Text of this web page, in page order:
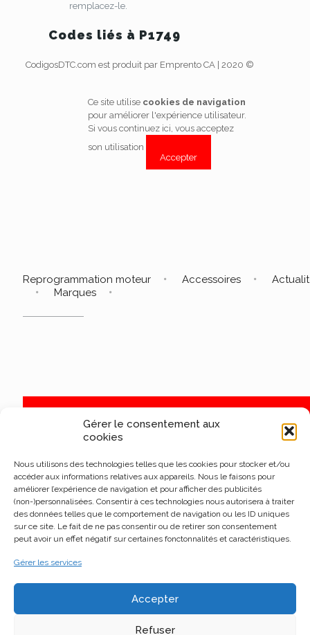
Gérer le consentement aux
cookies
Nous utilisons des technologies telles que les cookies pour stocker et/ou
accéder aux informations relatives aux appareils. Nous le faisons pour
améliorer l’expérience de navigation et pour afficher des publicités
(non-)personnalisées. Consentir à ces technologies nous autorisera à traiter
des données telles que le comportement de navigation ou les ID uniques
sur ce site. Le fait de ne pas consentir ou de retirer son consentement
peut avoir un effet négatif sur certaines fonctonnalités et caractéristiques.
Gérer les services
Accepter
Refuser
remplacez-le.
Codes liés à P1749
CodigosDTC.com est produit par Emprento CA | 2020 ©
Ce site utilise cookies de navigation
pour améliorer l'expérience utilisateur.
Si vous continuez ici, vous acceptez
son utilisation
Accepter
Reprogrammation moteur Accessoires
Marques